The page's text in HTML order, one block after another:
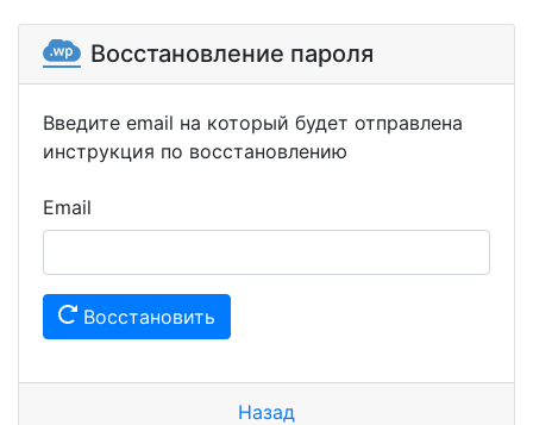
Восстановление пароля
Введите email на который будет отправлена
инструкция по восстановлению
Email
Восстановить
Назад